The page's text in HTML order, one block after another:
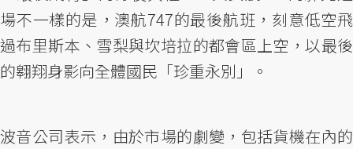
場不一樣的是，澳航747的最後航班，刻意低空飛
過布里斯本、雪梨與坎培拉的都會區上空，以最後
的翱翔身影向全體國民「珍重永別」。
波音公司表示，由於市場的劇變，包括貨機在內的